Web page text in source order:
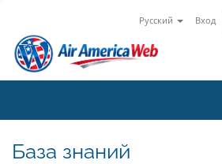
Русский Вход
База знаний